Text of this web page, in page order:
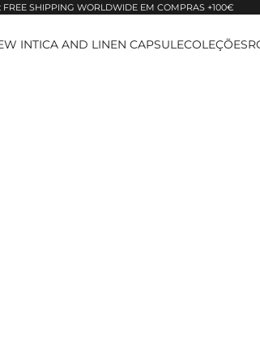
FREE SHIPPING WORLDWIDE EM COMPRAS +100€
INTICA AND LINEN CAPSULECOLEÇÕES